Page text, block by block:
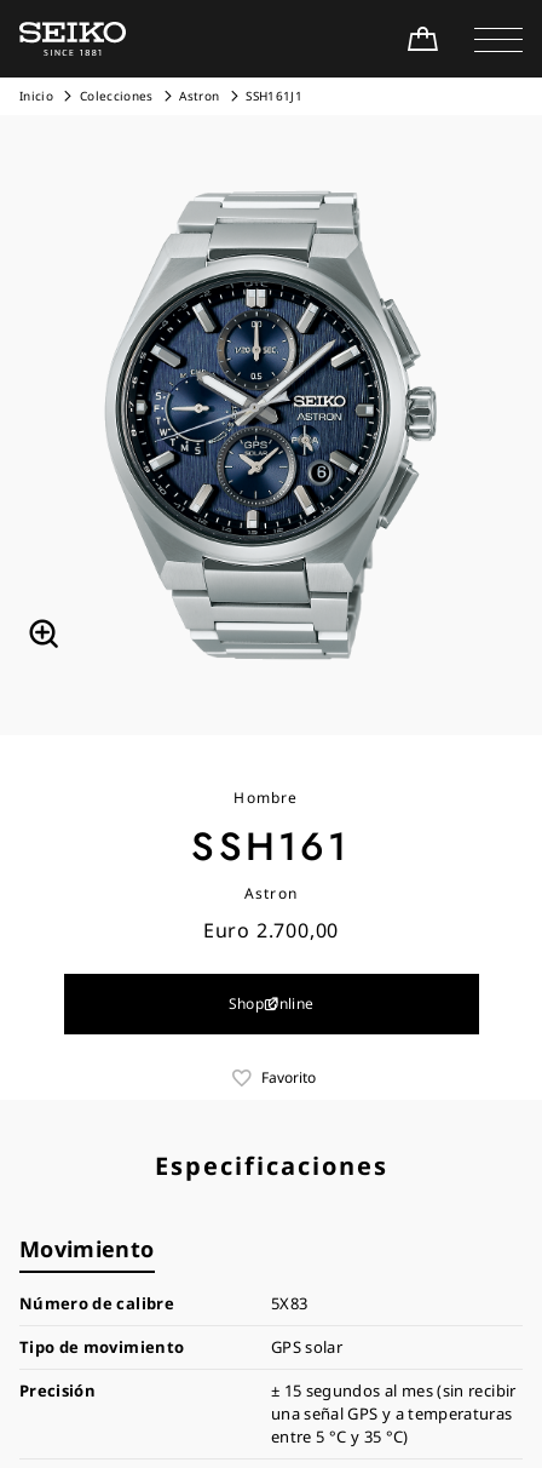
Inicio Colecciones Astron SSH161J1
Hombre
SSH161
Astron
Euro 2.700,00
Shop Online
Favorito
Especificaciones
Movimiento
Número de calibre
5X83
Tipo de movimiento
GPS solar
Precisión
± 15 segundos al mes (sin recibir
una señal GPS y a temperaturas
entre 5 °C y 35 °C)